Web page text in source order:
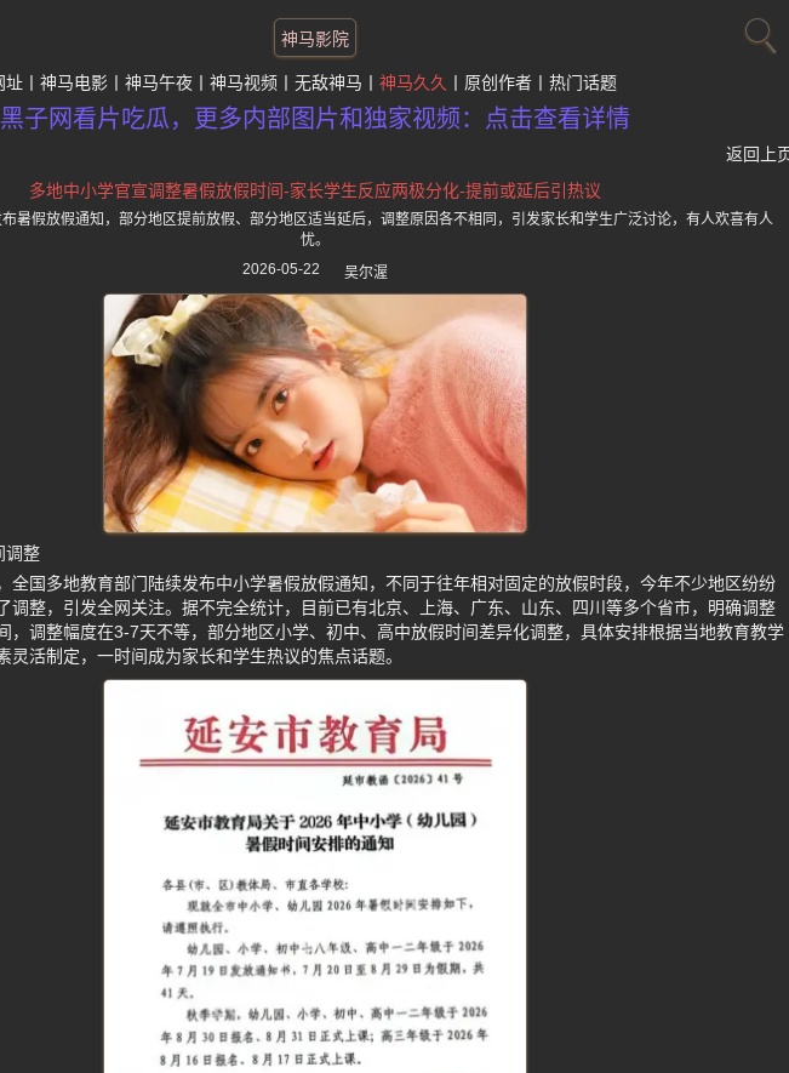
神马影院
址 神马电影 神马午夜 神马视频 无敌神马 神马久久 原创作者 热门话题
黑子网看片吃瓜，更多内部图片和独家视频：点击查看详情
返回上
多地中小学官宣调整暑假放假时间-家长学生反应两极分化-提前或延后引热议
暑假放假通知，部分地区提前放假、部分地区适当延后，调整原因各不相同，引发家长和学生广泛讨论，有人欢喜有人
忧。
2026-05-22
吴尔渥
调整
全国多地教育部门陆续发布中小学暑假放假通知，不同于往年相对固定的放假时段，今年不少地区纷纷
调整，引发全网关注。据不完全统计，目前已有北京、上海、广东、山东、四川等多个省市，明确调整
，调整幅度在3-7天不等，部分地区小学、初中、高中放假时间差异化调整，具体安排根据当地教育教学
灵活制定，一时间成为家长和学生热议的焦点话题。